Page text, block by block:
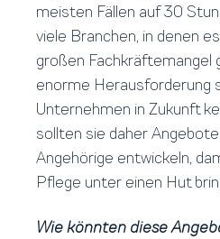
meisten Fällen auf 30
viele Branchen, in denen
großen Fachkräftemangel
enorme Herausforderung
Unternehmen in Zukunft
sollten sie daher
Angehörige entwickeln,
Pflege unter einen Hut
Wie könnten diese